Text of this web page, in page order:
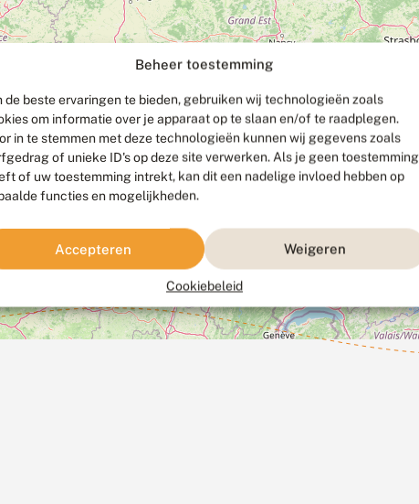
Beheer toestemming
de beste ervaringen te bieden, gebruiken wij technologieën zoals
om informatie over je apparaat op te slaan en/of te raadplegen.
in te stemmen met deze technologieën kunnen wij gegevens zoals
of unieke ID's op deze site verwerken. Als je geen toestemming
of uw toestemming intrekt, kan dit een nadelige invloed hebben op
functies en mogelijkheden.
Accepteren Weigeren
Cookiebeleid